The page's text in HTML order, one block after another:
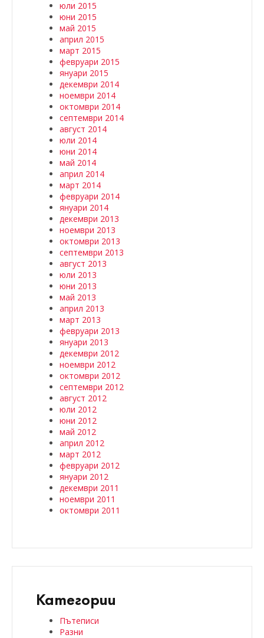
юли 2015
юни 2015
май 2015
април 2015
март 2015
февруари 2015
януари 2015
декември 2014
ноември 2014
октомври 2014
септември 2014
август 2014
юли 2014
юни 2014
май 2014
април 2014
март 2014
февруари 2014
януари 2014
декември 2013
ноември 2013
октомври 2013
септември 2013
август 2013
юли 2013
юни 2013
май 2013
април 2013
март 2013
февруари 2013
януари 2013
декември 2012
ноември 2012
октомври 2012
септември 2012
август 2012
юли 2012
юни 2012
май 2012
април 2012
март 2012
февруари 2012
януари 2012
декември 2011
ноември 2011
октомври 2011
Категории
Пътеписи
Разни